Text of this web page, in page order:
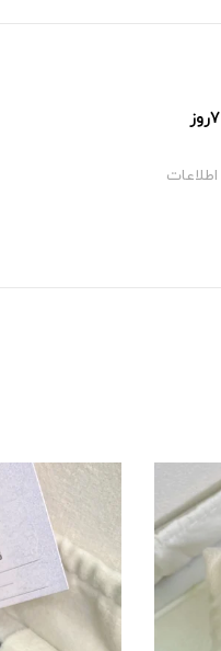
پشتیبانی ۲۴ساعت و ۷روز